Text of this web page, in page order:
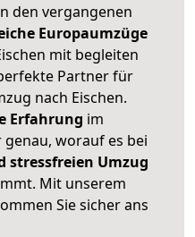
den vergangenen
Europaumzüge
mit begleiten
Partner für
nach Eischen.
Erfahrung im
worauf es bei
stressfreien Umzug
Mit unserem
Sie sicher ans